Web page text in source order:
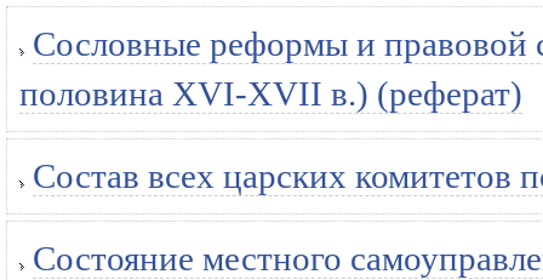
Сословные реформы и правовой
половина ХVI-ХVII в.) (реферат)
Состав всех царских комитетов
Состояние местного